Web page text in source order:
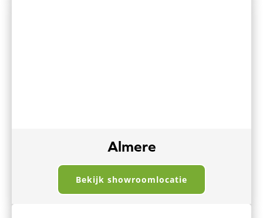
Almere
Bekijk showroomlocatie